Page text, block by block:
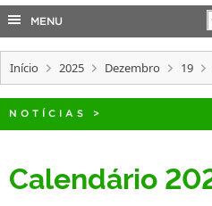
MENU
Início 2025 Dezembro 19
NOTÍCIAS >
Calendário